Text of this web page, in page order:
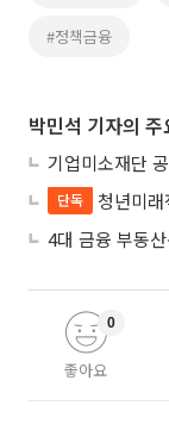
#정책금융
박민석 기자의 주
단독
청년미래적금
좋아요
0